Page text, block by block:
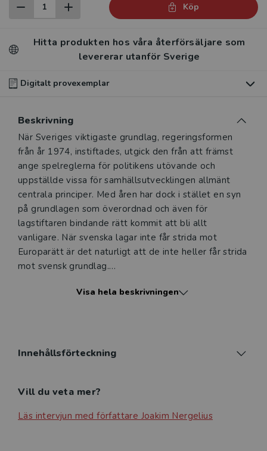
Köp
Hitta produkten hos våra återförsäljare som
levererar utanför Sverige
Digitalt provexemplar
digitalt provexemplar av den här produkten
Våra digitala provexemplar tillhandahålls via Studora.se
och ger dig tillgång till boken under 180 dagar. Observera
att erbjudandet endast gäller relevanta produkter för din
undervisning (nivå och ämne) och dig som är verksam i
Sverige. Du kan alltid kontakta vårkundservice
önskar ytterligare information eller har frågor om
produkten.
Den här produkten kan beställas av lärare på universitet
eller högskola. Om det gäller tjänsteexemplar av en
kursbok på befintlig kurslista hänvisar vi till din
Beskrivning
Beskrivning
När Sveriges viktigaste grundlag, regeringsformen
från år 1974, instiftades, utgick den från att främst
ange spelreglerna för politikens utövande och
uppställde vissa för samhällsutvecklingen allmänt
centrala principer. Med åren har dock i stället en syn
på grundlagen som överordnad och även för
lagstiftaren bindande rätt kommit att bli allt
vanligare. När svenska lagar inte får strida mot
Europarätt är det naturligt att de inte heller får strida
mot svensk grundlag.
Regeringsformen har genomgått stora förändringar
att den tidigare dominerande föreställningen om
understryks av på senare år uppmärksammade frågor
om regeringsbildning, rättighetsskydd och domstolars
självständighet.
Visa hela beskrivningen
Innehållsförteckning
Vill du veta mer?
Läs intervjun med författare Joakim Nergelius